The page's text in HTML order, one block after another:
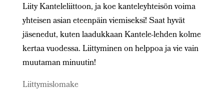
Liity Kanteleliittoon, ja koe kanteleyhteisön voima
yhteisen asian eteenpäin viemiseksi! Saat hyvät
jäsenedut, kuten laadukkaan Kantele-lehden kolme
kertaa vuodessa. Liittyminen on helppoa ja vie vain
muutaman minuutin!
Liittymislomake